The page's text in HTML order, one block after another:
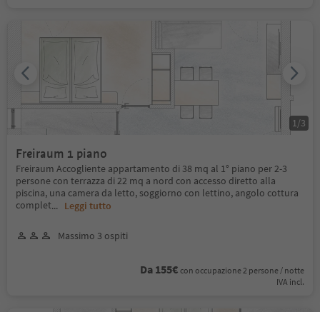
Freiraum 1 piano
Freiraum Accogliente appartamento di 38 mq al 1° piano per 2-3
persone con terrazza di 22 mq a nord con accesso diretto alla
piscina, una camera da letto, soggiorno con lettino, angolo cottura
complet... Leggi tutto
Massimo 3 ospiti
Da 155€ con occupazione 2 persone / notte
IVA incl.
1 /3